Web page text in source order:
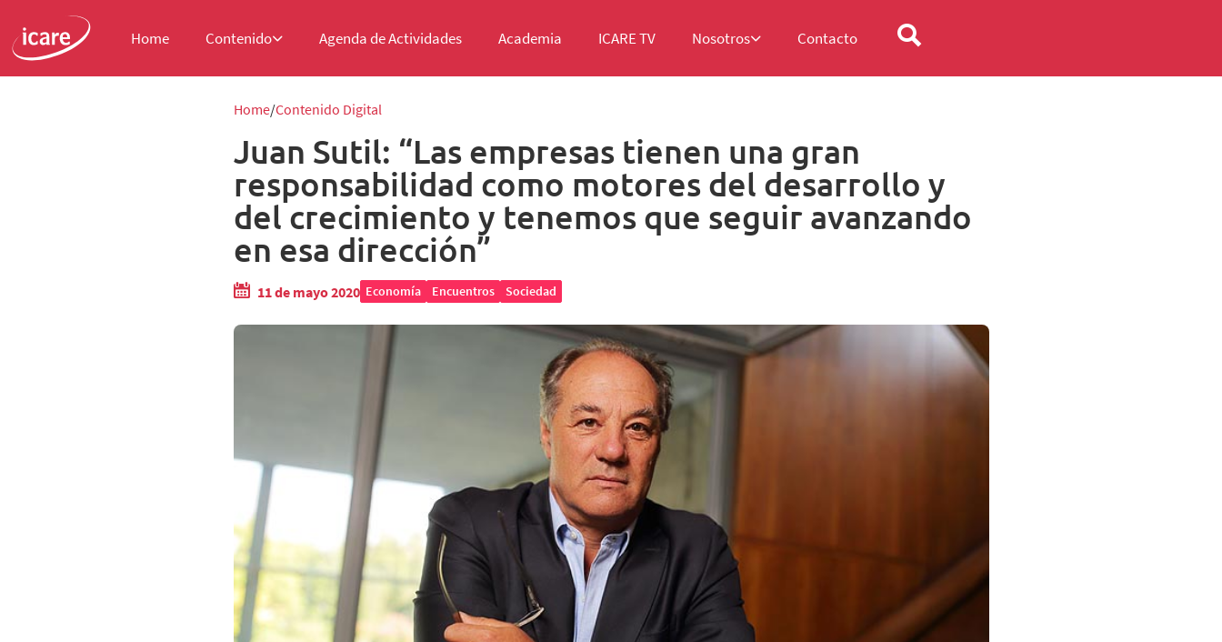
Home Contenido Agenda de Actividades Academia ICARE TV Nosotros Contacto
Home Contenido Digital
Juan Sutil: “Las empresas tienen una gran
responsabilidad como motores del desarrollo y
del crecimiento y tenemos que seguir avanzando
en esa dirección”
11 de mayo 2020 Economía Encuentros Sociedad